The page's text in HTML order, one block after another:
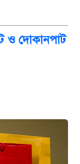
ও দোকানপাট